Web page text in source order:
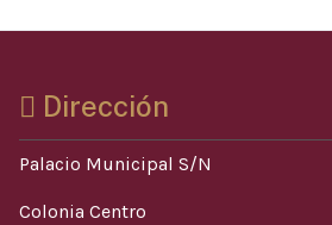
Dirección
Palacio Municipal S/N
Colonia Centro